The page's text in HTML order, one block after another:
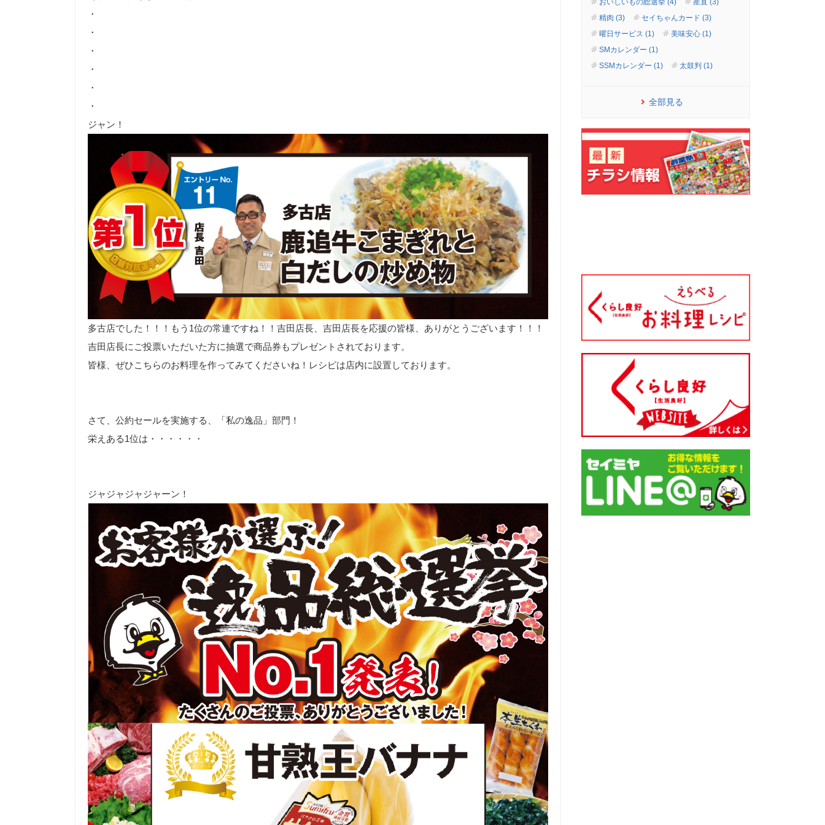
・
・
・
・
・
・
ジャン！
多古店でした！！！もう1位の常連ですね！！吉田店長、吉田店長を応援の皆様、ありがとうございます！！！
吉田店長にご投票いただいた方に抽選で商品券もプレゼントされております。
皆様、ぜひこちらのお料理を作ってみてくださいね！レシピは店内に設置しております。
さて、公約セールを実施する、「私の逸品」部門！
栄えある1位は・・・・・・
ジャジャジャジャーン！
おいしいもの総選挙 (4)
産直 (3)
精肉 (3)
セイちゃんカード (3)
曜日サービス (1)
美味安心 (1)
SMカレンダー (1)
SSMカレンダー (1)
太鼓判 (1)
全部見る